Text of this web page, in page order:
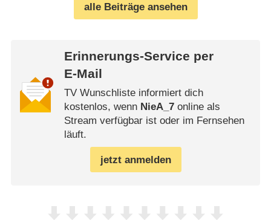
alle Beiträge ansehen
Erinnerungs-Service per
E-Mail
TV Wunschliste informiert dich
kostenlos, wenn NieA_7online als
Stream verfügbar ist oder im Fernsehen
läuft.
jetzt anmelden